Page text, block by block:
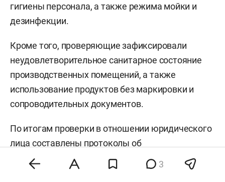
гигиены персонала, а также режима мойки и
дезинфекции.
Кроме того, проверяющие зафиксировали
неудовлетворительное санитарное состояние
производственных помещений, а также
использование продуктов без маркировки и
сопроводительных документов.
По итогам проверки в отношении юридического
лица составлены протоколы об
административных правонарушениях и
временном запрете деятельности. Помещения
3